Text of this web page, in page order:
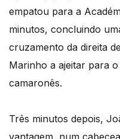
empatou para a
minutos, concluindo
cruzamento da direita
Marinho a ajeitar para
camaronês.
Três minutos depois,
vantagem, num